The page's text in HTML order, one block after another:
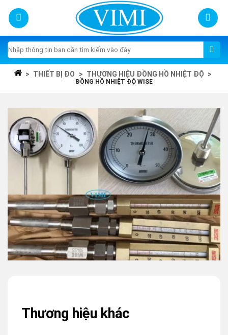
content
Tìm
kiếm:
> THIẾT BỊ ĐO > THƯƠNG HIỆU ĐỒNG HỒ NHIỆT ĐỘ >
ĐỒNG HỒ NHIỆT ĐỘ WISE
Thương hiệu khác